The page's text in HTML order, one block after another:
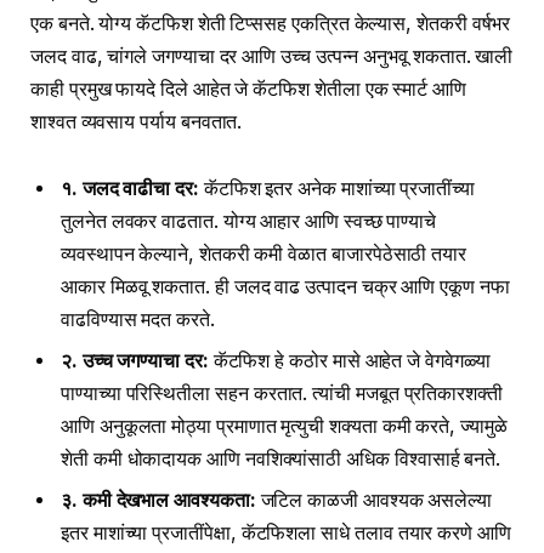
एक बनते. योग्य कॅटफिश शेती टिप्ससह एकत्रित केल्यास, शेतकरी वर्षभर
जलद वाढ, चांगले जगण्याचा दर आणि उच्च उत्पन्न अनुभवू शकतात. खाली
काही प्रमुख फायदे दिले आहेत जे कॅटफिश शेतीला एक स्मार्ट आणि
शाश्वत व्यवसाय पर्याय बनवतात.
१. जलद वाढीचा दर:कॅटफिश इतर अनेक माशांच्या प्रजातींच्या
तुलनेत लवकर वाढतात. योग्य आहार आणि स्वच्छ पाण्याचे
व्यवस्थापन केल्याने, शेतकरी कमी वेळात बाजारपेठेसाठी तयार
आकार मिळवू शकतात. ही जलद वाढ उत्पादन चक्र आणि एकूण नफा
वाढविण्यास मदत करते.
२. उच्च जगण्याचा दर:कॅटफिश हे कठोर मासे आहेत जे वेगवेगळ्या
पाण्याच्या परिस्थितीला सहन करतात. त्यांची मजबूत प्रतिकारशक्ती
आणि अनुकूलता मोठ्या प्रमाणात मृत्युची शक्यता कमी करते, ज्यामुळे
शेती कमी धोकादायक आणि नवशिक्यांसाठी अधिक विश्वासार्ह बनते.
३. कमी देखभाल आवश्यकता:जटिल काळजी आवश्यक असलेल्या
इतर माशांच्या प्रजातींपेक्षा, कॅटफिशला साधे तलाव तयार करणे आणि